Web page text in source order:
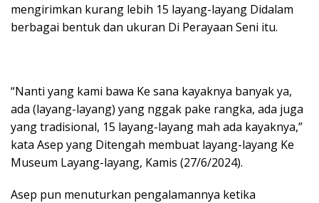
mengirimkan kurang lebih 15 layang-layang Didalam
berbagai bentuk dan ukuran Di Perayaan Seni itu.
“Nanti yang kami bawa Ke sana kayaknya banyak ya,
ada (layang-layang) yang nggak pake rangka, ada juga
yang tradisional, 15 layang-layang mah ada kayaknya,”
kata Asep yang Ditengah membuat layang-layang Ke
Museum Layang-layang, Kamis (27/6/2024).
Asep pun menuturkan pengalamannya ketika